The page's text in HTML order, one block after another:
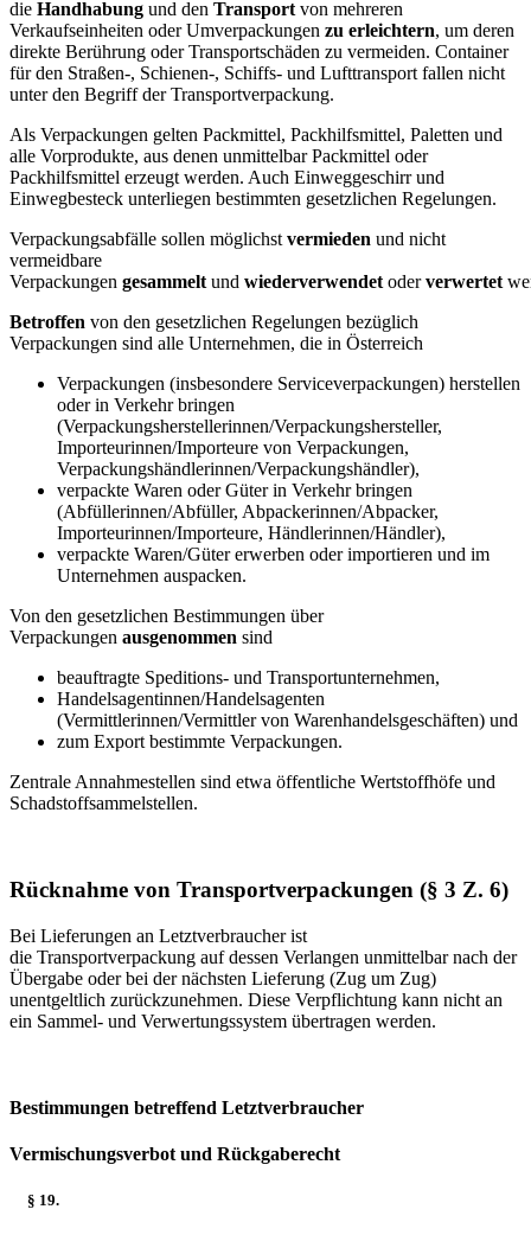
die Handhabung und den Transport von mehreren
Verkaufseinheiten oder Umverpackungen zu erleichtern, um deren
direkte Berührung oder Transportschäden zu vermeiden. Container
für den Straßen-, Schienen-, Schiffs- und Lufttransport fallen nicht
unter den Begriff der Transportverpackung.
Als Verpackungen gelten Packmittel, Packhilfsmittel, Paletten und
alle Vorprodukte, aus denen unmittelbar Packmittel oder
Packhilfsmittel erzeugt werden. Auch Einweggeschirr und
Einwegbesteck unterliegen bestimmten gesetzlichen Regelungen.
Verpackungsabfälle sollen möglichst vermieden und nicht
vermeidbare
Verpackungen gesammelt und wiederverwendet oderverwertet
Betroffen von den gesetzlichen Regelungen bezüglich
Verpackungen sind alle Unternehmen, die in Österreich
Verpackungen (insbesondere Serviceverpackungen) herstellen
oder in Verkehr bringen
(Verpackungsherstellerinnen/Verpackungshersteller,
Importeurinnen/Importeure von Verpackungen,
Verpackungshändlerinnen/Verpackungshändler),
verpackte Waren oder Güter in Verkehr bringen
(Abfüllerinnen/Abfüller, Abpackerinnen/Abpacker,
Importeurinnen/Importeure, Händlerinnen/Händler),
verpackte Waren/Güter erwerben oder importieren und im
Unternehmen auspacken.
Von den gesetzlichen Bestimmungen über
Verpackungen ausgenommen sind
beauftragte Speditions- und Transportunternehmen,
Handelsagentinnen/Handelsagenten
(Vermittlerinnen/Vermittler von Warenhandelsgeschäften) und
zum Export bestimmte Verpackungen.
Zentrale Annahmestellen sind etwa öffentliche Wertstoffhöfe und
Schadstoffsammelstellen.
Rücknahme von Transportverpackungen (§ 3 Z. 6)
Bei Lieferungen an Letztverbraucher ist
die Transportverpackung auf dessen Verlangen unmittelbar nach der
Übergabe oder bei der nächsten Lieferung (Zug um Zug)
unentgeltlich zurückzunehmen. Diese Verpflichtung kann nicht an
ein Sammel- und Verwertungssystem übertragen werden.
Bestimmungen betreffend Letztverbraucher
Vermischungsverbot und Rückgaberecht
§ 19.